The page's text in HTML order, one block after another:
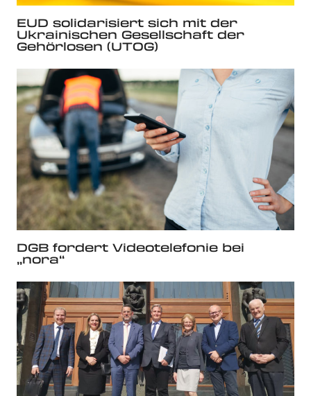
EUD solidarisiert sich mit der
Ukrainischen Gesellschaft der
Gehörlosen (UTOG)
DGB fordert Videotelefonie bei
„nora“